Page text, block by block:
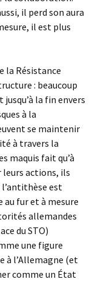
il perd son aura
il est plus
la Résistance
: beaucoup
la fin envers
à la
se maintenir
à travers la
maquis fait qu’à
leurs actions, ils
est
fur et à mesure
allemandes
du STO)
une figure
à l’Allemagne (et
comme un État